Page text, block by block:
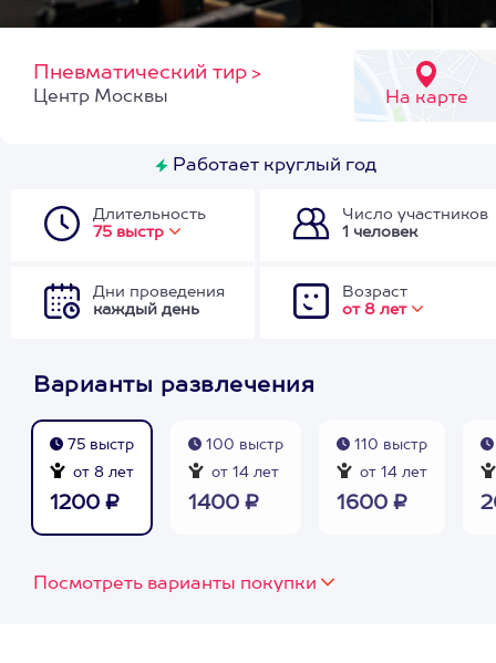
Пневматический тир >
На карте
Центр Москвы
Работает круглый год
Длительность
75 выстр
Число участников
1 человек
Дни проведения
каждый день
Возраст
от 8 лет
Варианты развлечения
75 выстр
от 8 лет
1200 ₽
100 выстр
от 14 лет
1400 ₽
110 выстр
от 14 лет
1600 ₽
Посмотреть варианты покупки